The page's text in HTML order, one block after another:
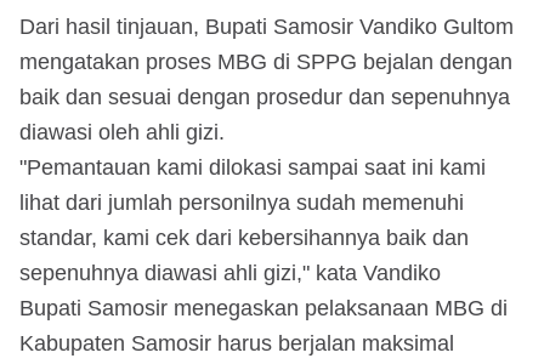
Dari hasil tinjauan, Bupati Samosir Vandiko Gultom
mengatakan proses MBG di SPPG bejalan dengan
baik dan sesuai dengan prosedur dan sepenuhnya
diawasi oleh ahli gizi.
"Pemantauan kami dilokasi sampai saat ini kami
lihat dari jumlah personilnya sudah memenuhi
standar, kami cek dari kebersihannya baik dan
sepenuhnya diawasi ahli gizi," kata Vandiko
Bupati Samosir menegaskan pelaksanaan MBG di
Kabupaten Samosir harus berjalan maksimal